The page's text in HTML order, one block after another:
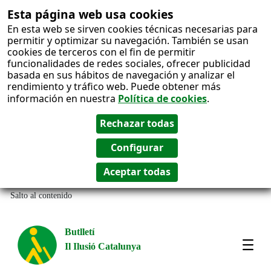
Esta página web usa cookies
En esta web se sirven cookies técnicas necesarias para
permitir y optimizar su navegación. También se usan
cookies de terceros con el fin de permitir
funcionalidades de redes sociales, ofrecer publicidad
basada en sus hábitos de navegación y analizar el
rendimiento y tráfico web. Puede obtener más
información en nuestra Política de cookies.
Salto al contenido
Butlletí
Il Ilusió Catalunya